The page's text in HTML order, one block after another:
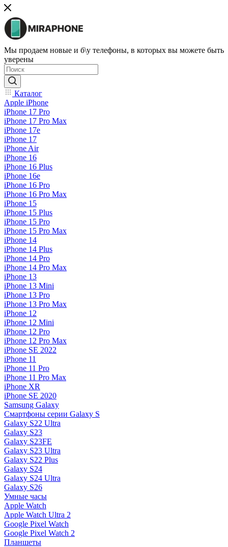
Мы продаем новые и б\у телефоны, в которых вы можете быть
уверены
Каталог
Apple iPhone
iPhone 17 Pro
iPhone 17 Pro Max
iPhone 17e
iPhone 17
iPhone Air
iPhone 16
iPhone 16 Plus
iPhone 16e
iPhone 16 Pro
iPhone 16 Pro Max
iPhone 15
iPhone 15 Plus
iPhone 15 Pro
iPhone 15 Pro Max
iPhone 14
iPhone 14 Plus
iPhone 14 Pro
iPhone 14 Pro Max
iPhone 13
iPhone 13 Mini
iPhone 13 Pro
iPhone 13 Pro Max
iPhone 12
iPhone 12 Mini
iPhone 12 Pro
iPhone 12 Pro Max
iPhone SE 2022
iPhone 11
iPhone 11 Pro
iPhone 11 Pro Max
iPhone XR
iPhone SE 2020
Samsung Galaxy
Смартфоны серии Galaxy S
Galaxy S22 Ultra
Galaxy S23
Galaxy S23FE
Galaxy S23 Ultra
Galaxy S22 Plus
Galaxy S24
Galaxy S24 Ultra
Galaxy S26
Умные часы
Apple Watch
Apple Watch Ultra 2
Google Pixel Watch
Google Pixel Watch 2
Планшеты